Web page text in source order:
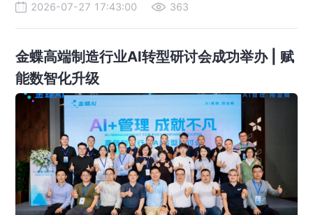
2026-07-27 17:43:00 363
金蝶高端制造行业AI转型研讨会成功举办 | 赋
能数智化升级